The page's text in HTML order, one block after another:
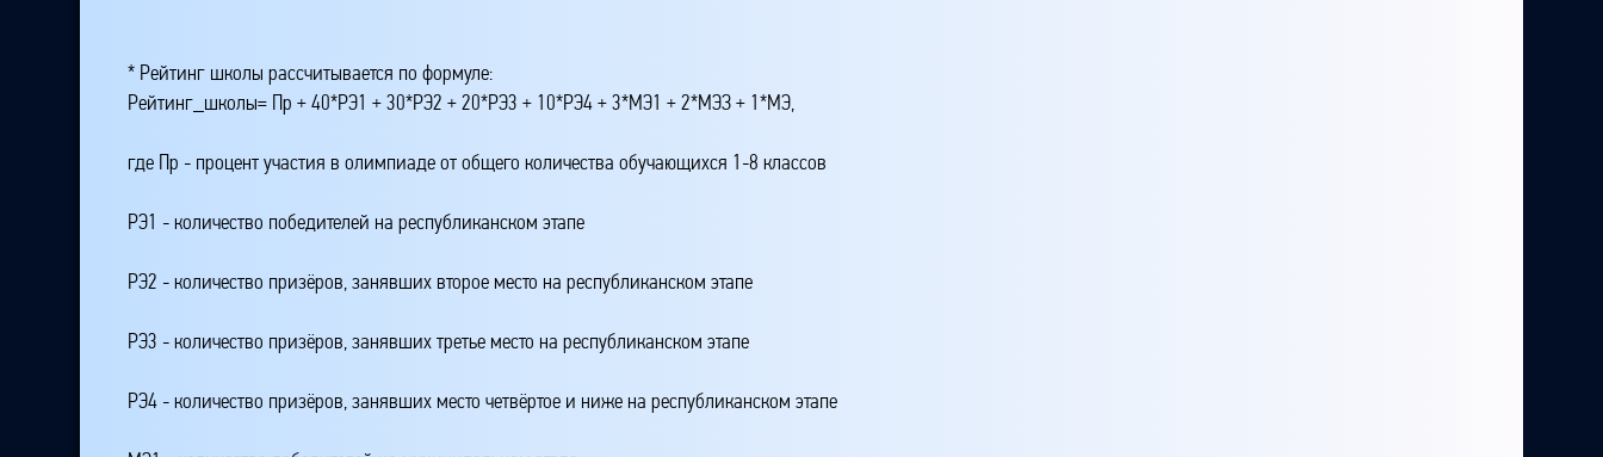
* Рейтинг школы рассчитывается по формуле:
Рейтинг_школы= Пр + 40*РЭ1 + 30*РЭ2 + 20*РЭ3 + 10*РЭ4 + 3*МЭ1 + 2*МЭЗ + 1*МЭ,
где Пр - процент участия в олимпиаде от общего количества обучающихся 1-8 классов
РЭ1 - количество победителей на республиканском этапе
РЭ2 - количество призёров, занявших второе место на республиканском этапе
РЭ3 - количество призёров, занявших третье место на республиканском этапе
РЭ4 - количество призёров, занявших место четвёртое и ниже на республиканском этапе